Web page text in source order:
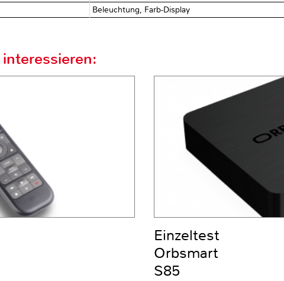
Beleuchtung, Farb-Display
Einzeltest
Orbsmart
S85